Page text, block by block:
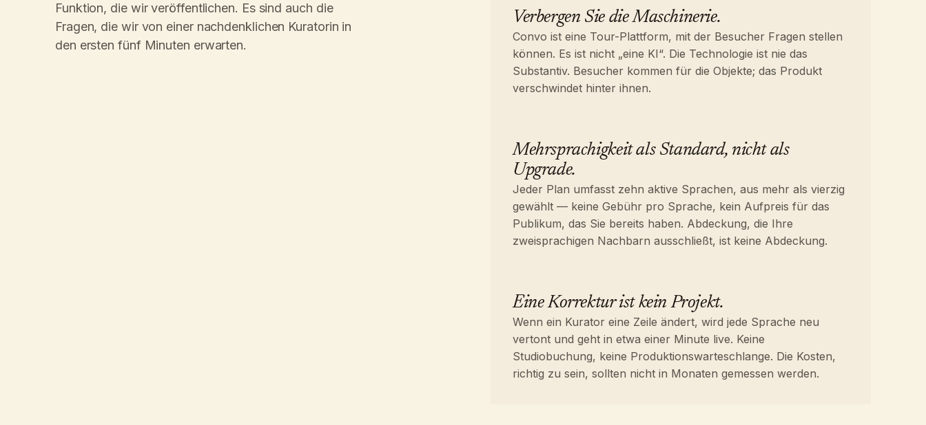
Funktion, die wir veröffentlichen. Es sind auch die
Fragen, die wir von einer nachdenklichen Kuratorin in
den ersten fünf Minuten erwarten.
Verbergen Sie die Maschinerie.
Convo ist eine Tour-Plattform, mit der Besucher Fragen stellen
können. Es ist nicht „eine KI“. Die Technologie ist nie das
Substantiv. Besucher kommen für die Objekte; das Produkt
verschwindet hinter ihnen.
Mehrsprachigkeit als Standard, nicht als
Upgrade.
Jeder Plan umfasst zehn aktive Sprachen, aus mehr als vierzig
gewählt — keine Gebühr pro Sprache, kein Aufpreis für das
Publikum, das Sie bereits haben. Abdeckung, die Ihre
zweisprachigen Nachbarn ausschließt, ist keine Abdeckung.
Eine Korrektur ist kein Projekt.
Wenn ein Kurator eine Zeile ändert, wird jede Sprache neu
vertont und geht in etwa einer Minute live. Keine
Studiobuchung, keine Produktionswarteschlange. Die Kosten,
richtig zu sein, sollten nicht in Monaten gemessen werden.